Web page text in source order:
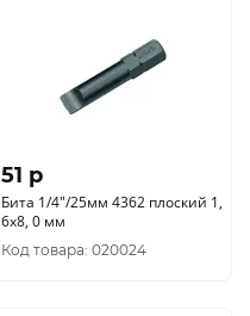
51 p
Бита 1/4"/25мм 4362 плоский 1,
6х8, 0 мм
Код товара: 020024